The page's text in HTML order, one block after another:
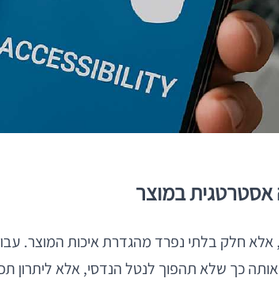
כך שלא תהפוך לנטל הנדסי, אלא ליתרון